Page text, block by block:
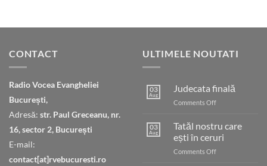
CONTACT
Radio Vocea Evangheliei
București,
Adresă: str. Paul Greceanu, nr.
16, sector 2, București
E-mail:
contact[at]rvebucuresti.ro
ULTIMELE NOUTATI
03
Aug
Judecata finală
Comments Offon
03
Aug
Tatăl nostru care
ești în ceruri
Comments Offon